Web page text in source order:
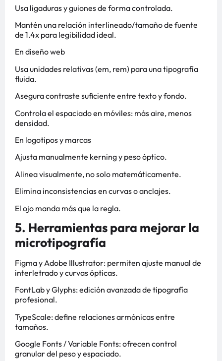
Usa ligaduras y guiones de forma controlada.
Mantén una relación interlineado/tamaño de fuente
de 1.4x para legibilidad ideal.
En diseño web
Usa unidades relativas (em, rem) para una tipografía
fluida.
Asegura contraste suficiente entre texto y fondo.
Controla el espaciado en móviles: más aire, menos
densidad.
En logotipos y marcas
Ajusta manualmente kerning y peso óptico.
Alinea visualmente, no solo matemáticamente.
Elimina inconsistencias en curvas o anclajes.
El ojo manda más que la regla.
5. Herramientas para mejorar la
microtipografía
Figma y Adobe Illustrator: permiten ajuste manual de
interletrado y curvas ópticas.
FontLab y Glyphs: edición avanzada de tipografía
profesional.
TypeScale: define relaciones armónicas entre
tamaños.
Google Fonts / Variable Fonts: ofrecen control
granular del peso y espaciado.